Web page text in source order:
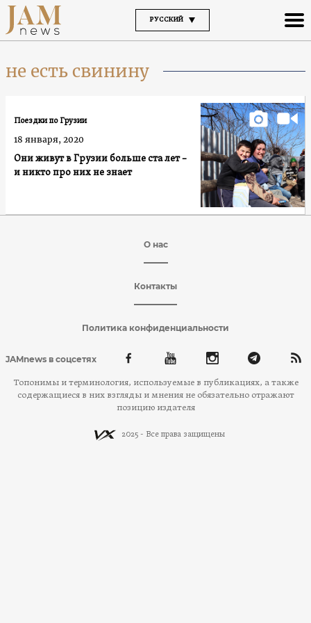
РУССКИЙ
не есть свинину
Они живут в Грузии больше ста лет –
и никто про них не знает
Поездки по Грузии
18 января, 2020
О нас
Контакты
Политика конфиденциальности
JAMnews в соцсетях
Топонимы и терминология, используемые в публикациях, а также
содержащиеся в них взгляды и мнения не обязательно отражают
позицию издателя
2025 - Все права защищены